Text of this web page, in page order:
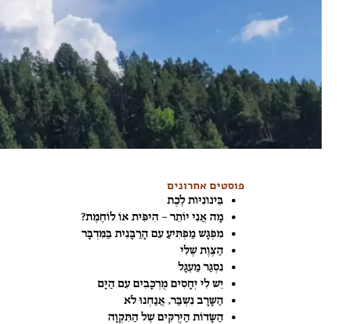
פוסטים אחרונים
בֵּינוֹנִיּוֹת לֶכֶת
מָה אֲנִי יוֹתֵר – הִיפִּית אוֹ לוֹחֶמֶת?
מִפְגָּשׁ מַפְתִּיעַ עִם הָרַבָּנִית בַּמִּדְבָּר
הַצֶּוֶת שֶׁלִּי
נִסְגַּר מַעְגָּל
יֵשׁ לִי יְחָסִים מֻרְכָּבִים עִם הַיָּם
הַשָּׁרָב נִשְׁבַּר, אֲנַחְנוּ לֹא
הַשָּׂדוֹת הַיְּרֻקִּים שֶׁל הַתִּקְוָה